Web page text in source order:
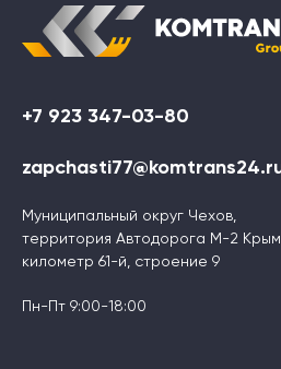
+7 923 347-03-80
Муниципальный округ Чехов,
территория Автодорога М-2 Крым,
километр 61-й, строение 9
Пн-Пт 9:00-18:00